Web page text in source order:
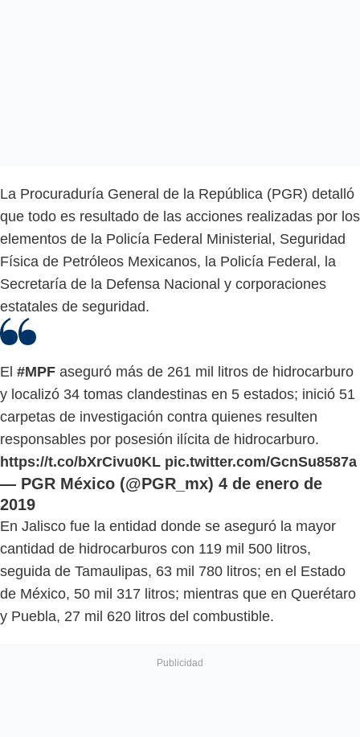
La Procuraduría General de la República (PGR) detalló
que todo es resultado de las acciones realizadas por los
elementos de la Policía Federal Ministerial, Seguridad
Física de Petróleos Mexicanos, la Policía Federal, la
Secretaría de la Defensa Nacional y corporaciones
estatales de seguridad.
El #MPF aseguró más de 261 mil litros de hidrocarburo
y localizó 34 tomas clandestinas en 5 estados; inició 51
carpetas de investigación contra quienes resulten
responsables por posesión ilícita de hidrocarburo.
https://t.co/bXrCivu0KL pic.twitter.com/GcnSu8587a
— PGR México (@PGR_mx) 4 de enero de
2019
En Jalisco fue la entidad donde se aseguró la mayor
cantidad de hidrocarburos con 119 mil 500 litros,
seguida de Tamaulipas, 63 mil 780 litros; en el Estado
de México, 50 mil 317 litros; mientras que en Querétaro
y Puebla, 27 mil 620 litros del combustible.